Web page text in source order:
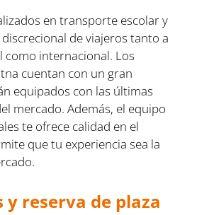
en transporte escolar y
de viajeros tanto a
como internacional. Los
cuentan con un gran
equipados con las últimas
mercado. Además, el equipo
te ofrece calidad en el
que tu experiencia sea la
y reserva de plaza